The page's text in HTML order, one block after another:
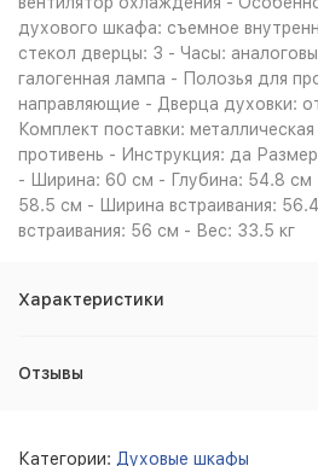
духового шкафа: съемное
стекол дверцы: 3 - Часы:
галогенная лампа - Полозья для
направляющие - Дверца духовки:
Комплект поставки:
противень - Инструкция: да
- Ширина: 60 см - Глубина: 54.8 см
58.5 см - Ширина встраивания:
встраивания: 56 см - Вес: 33.5 кг
Характеристики
Отзывы
Категории: Духовые шкафы